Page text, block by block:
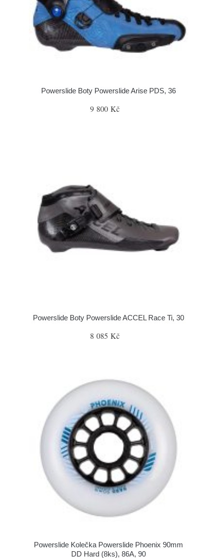
Powerslide Boty Powerslide Arise PDS, 36
9 800 Kč
Powerslide Boty Powerslide ACCEL Race Ti, 30
8 085 Kč
Powerslide Kolečka Powerslide Phoenix 90mm
DD Hard (8ks), 86A, 90